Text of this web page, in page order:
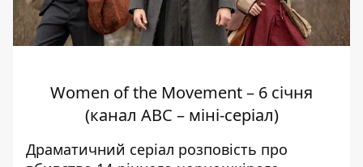
Women of the Movement – 6 січня
(канал ABC – міні-серіал)
Драматичний серіал розповість про